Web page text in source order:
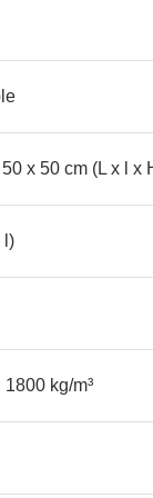
x 50 cm (L x l x
l)
kg/m³